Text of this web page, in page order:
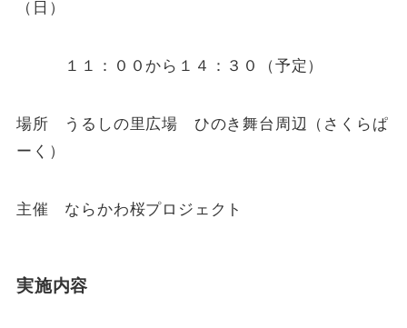
（日）
１１：００から１４：３０（予定）
場所 うるしの里広場 ひのき舞台周辺（さくらぱ
ーく）
主催 ならかわ桜プロジェクト
実施内容